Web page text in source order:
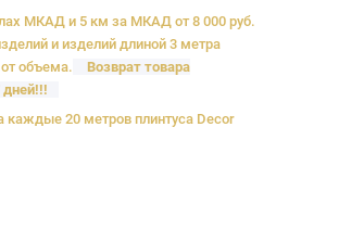
МКАД и 5 км за МКАД от 8 000 руб.
и изделий длиной 3 метра
объема.
Возврат товара
дней!!!
20 метров плинтуса Decor